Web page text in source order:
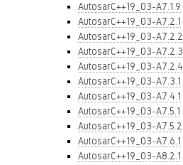
AutosarC++19_03-A7.1.9
AutosarC++19_03-A7.2.1
AutosarC++19_03-A7.2.2
AutosarC++19_03-A7.2.3
AutosarC++19_03-A7.2.4
AutosarC++19_03-A7.3.1
AutosarC++19_03-A7.4.1
AutosarC++19_03-A7.5.1
AutosarC++19_03-A7.5.2
AutosarC++19_03-A7.6.1
AutosarC++19_03-A8.2.1